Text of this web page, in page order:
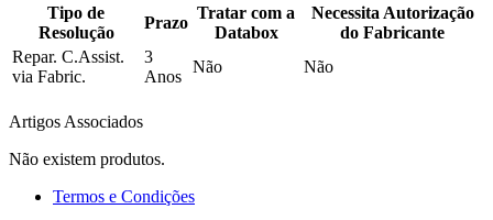
Tipo de
Resolução
Prazo
Tratar com a
Databox
Necessita Autorização
do Fabricante
Repar. C.Assist.
via Fabric.
3
Anos
Não Não
Artigos Associados
Não existem produtos.
Termos e Condições